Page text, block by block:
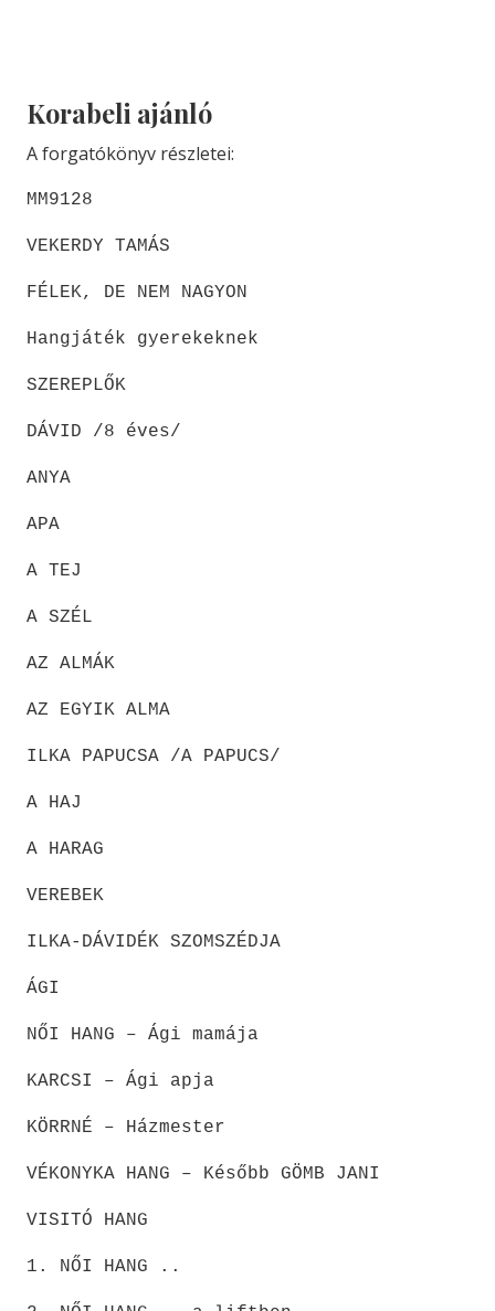
Korabeli ajánló
A forgatókönyv részletei:
MM9128
VEKERDY TAMÁS
FÉLEK, DE NEM NAGYON
Hangjáték gyerekeknek
SZEREPLŐK
DÁVID /8 éves/
ANYA
APA
A TEJ
A SZÉL
AZ ALMÁK
AZ EGYIK ALMA
ILKA PAPUCSA /A PAPUCS/
A HAJ
A HARAG
VEREBEK
ILKA-DÁVIDÉK SZOMSZÉDJA
ÁGI
NŐI HANG – Ági mamája
KARCSI – Ági apja
KÖRRNÉ – Házmester
VÉKONYKA HANG – Később GÖMB JANI
VISITÓ HANG
1. NŐI HANG ..